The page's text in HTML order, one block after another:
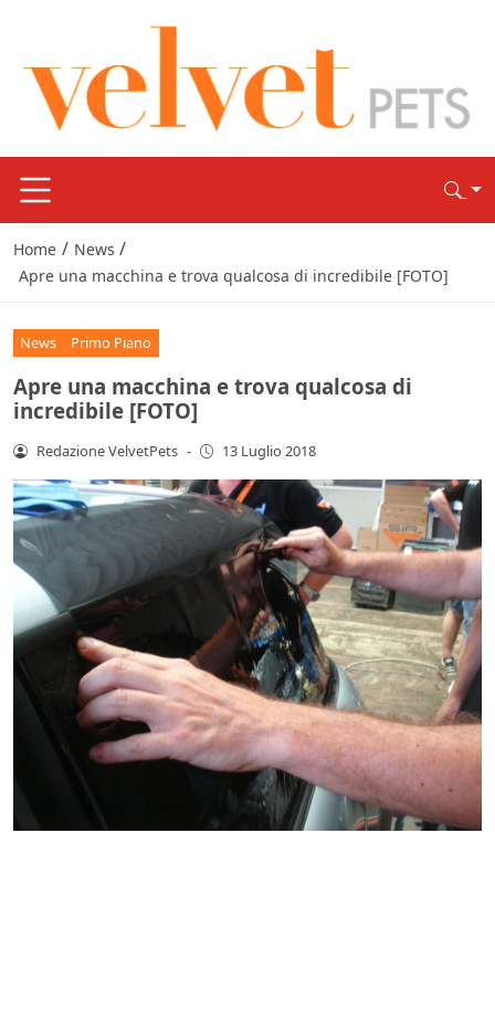
Home / News /
Apre una macchina e trova qualcosa di incredibile [FOTO]
News Primo Piano
Apre una macchina e trova qualcosa di
incredibile [FOTO]
Redazione VelvetPets - 13 Luglio 2018